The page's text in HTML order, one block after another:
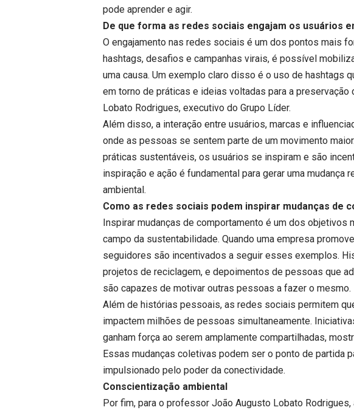
pode aprender e agir.
De que forma as redes sociais engajam os usuários
O engajamento nas redes sociais é um dos pontos mais
hashtags, desafios e campanhas virais, é possível
uma causa. Um exemplo claro disso é o uso de hashtags
em torno de práticas e ideias voltadas para a
Lobato Rodrigues, executivo do Grupo Líder.
Além disso, a interação entre usuários, marcas e
onde as pessoas se sentem parte de um movimento
práticas sustentáveis, os usuários se inspiram e são
inspiração e ação é fundamental para gerar uma mudança
ambiental.
Como as redes sociais podem inspirar mudanças de
Inspirar mudanças de comportamento é um dos
campo da sustentabilidade. Quando uma empresa
seguidores são incentivados a seguir esses exemplos.
projetos de reciclagem, e depoimentos de pessoas que
são capazes de motivar outras pessoas a fazer o mesmo.
Além de histórias pessoais, as redes sociais permitem
impactem milhões de pessoas simultaneamente.
ganham força ao serem amplamente compartilhadas,
Essas mudanças coletivas podem ser o ponto de partida
impulsionado pelo poder da conectividade.
Conscientização ambiental
Por fim, para o professor João Augusto Lobato